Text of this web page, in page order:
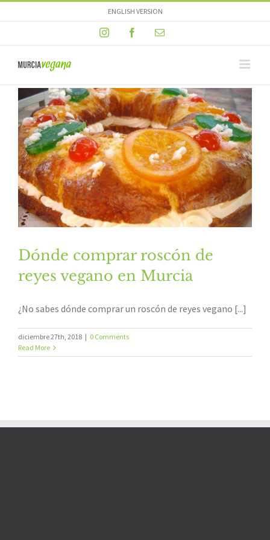
to
ENGLISH VERSION
InstagramFacebookEmail
Dónde comprar roscón de
reyes vegano en Murcia
¿No sabes dónde comprar un roscón de reyes vegano [...]
diciembre 27th, 2018 | 0 Comments
Read More